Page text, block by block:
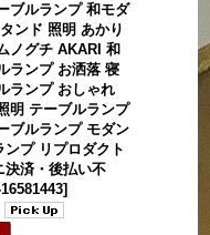
ブルランプ 和モダ
ンド 照明 あかり
ノグチ AKARI 和
ランプ お洒落 寝
ランプ おしゃれ
明 テーブルランプ
ブルランプ モダン
ンプ リプロダクト
決済・後払い不
]